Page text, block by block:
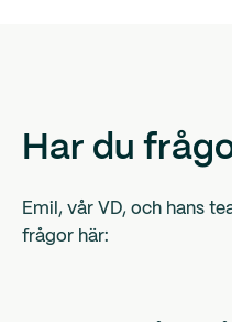
Har du
Emil, vår VD, och hans
frågor här: